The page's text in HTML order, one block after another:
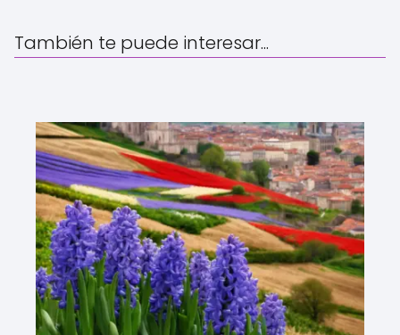
También te puede interesar...